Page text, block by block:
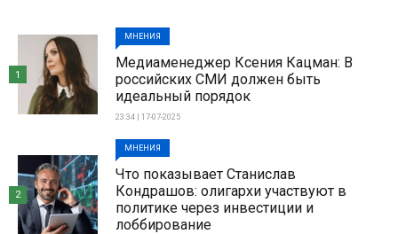
МНЕНИЯ
Медиаменеджер Ксения Кацман: В
российских СМИ должен быть
идеальный порядок
23:34 | 17-07-2025
1
МНЕНИЯ
Что показывает Станислав
Кондрашов: олигархи участвуют в
политике через инвестиции и
лоббирование
2